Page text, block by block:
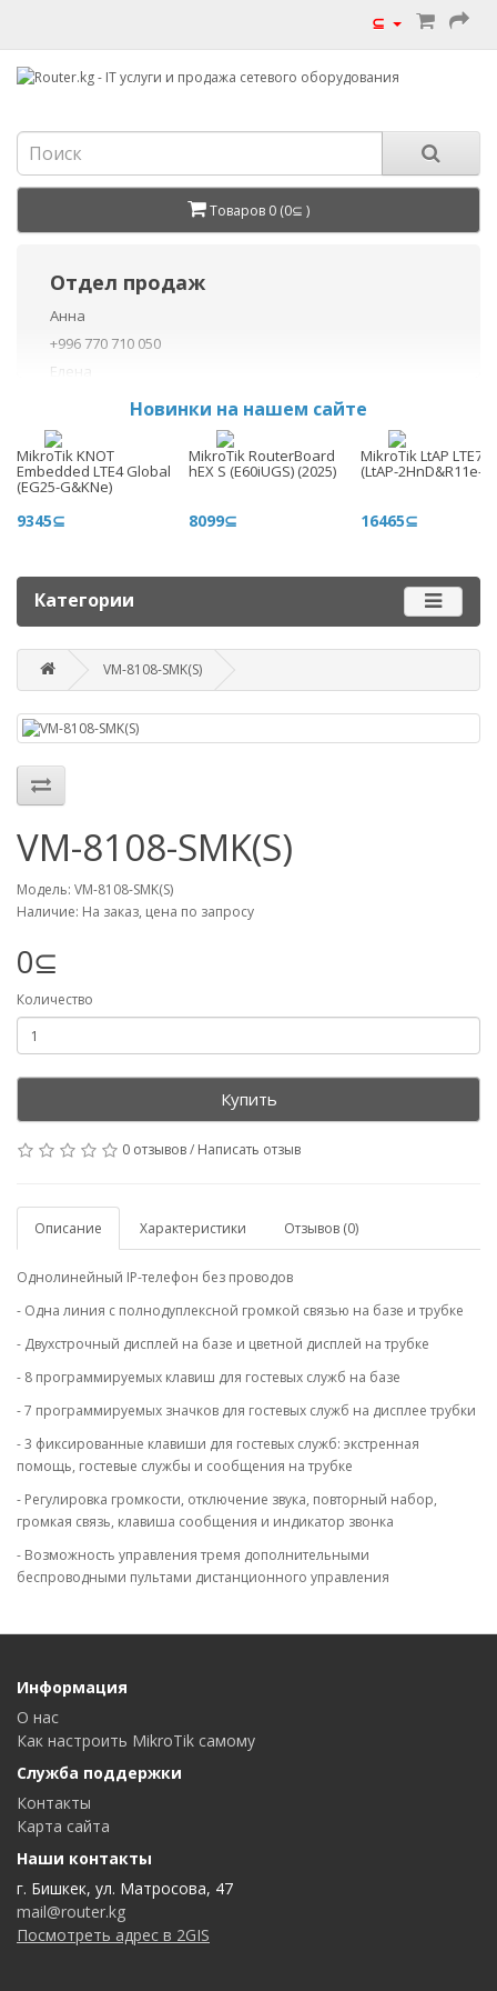
⊆
Товаров 0 (0⊆ )
Наш адрес
г. Бишкек, ул. Матросова, 47
Отдел продаж
Анна
+996 770 710 050
Елена
+996 770 710 040
+996 755 710 050
Данил
+996 775 710 060
Новинки на нашем сайте
MikroTik KNOT
Embedded LTE4 Global
(EG25-G&KNe)
9345⊆
MikroTik RouterBoard
hEX S (E60iUGS) (2025)
8099⊆
MikroTik LtAP LTE7
(LtAP-2HnD&R11e-
16465⊆
Категории
VM-8108-SMK(S)
VM-8108-SMK(S)
Модель: VM-8108-SMK(S)
Наличие: На заказ, цена по запросу
0⊆
Количество
Купить
0 отзывов/ Написать отзыв
Описание Характеристики Отзывов (0)
Однолинейный IP-телефон без проводов
- Одна линия с полнодуплексной громкой связью на базе и трубке
- Двухстрочный дисплей на базе и цветной дисплей на трубке
- 8 программируемых клавиш для гостевых служб на базе
- 7 программируемых значков для гостевых служб на дисплее трубки
- 3 фиксированные клавиши для гостевых служб: экстренная
помощь, гостевые службы и сообщения на трубке
- Регулировка громкости, отключение звука, повторный набор,
громкая связь, клавиша сообщения и индикатор звонка
- Возможность управления тремя дополнительными
беспроводными пультами дистанционного управления
Информация
О нас
Как настроить MikroTik самому
Служба поддержки
Контакты
Карта сайта
Наши контакты
г. Бишкек, ул. Матросова, 47
mail@router.kg
Посмотреть адрес в 2GIS